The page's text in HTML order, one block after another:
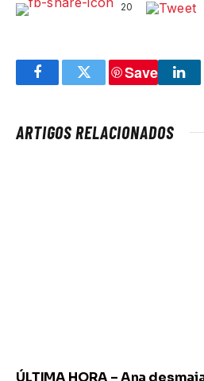
20
FacebookTwitter
Save
ARTIGOS RELACIONADOS
ÚLTIMA HORA – Ana